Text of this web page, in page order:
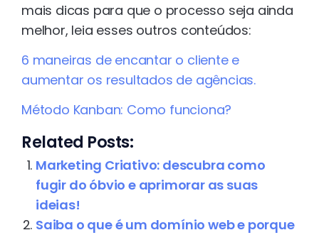
mais dicas para que o processo seja ainda
melhor, leia esses outros conteúdos:
6 maneiras de encantar o cliente e
aumentar os resultados de agências.
Método Kanban: Como funciona?
Related Posts:
Marketing Criativo: descubra como
fugir do óbvio e aprimorar as suas
ideias!
Saiba o que é um domínio web e porque